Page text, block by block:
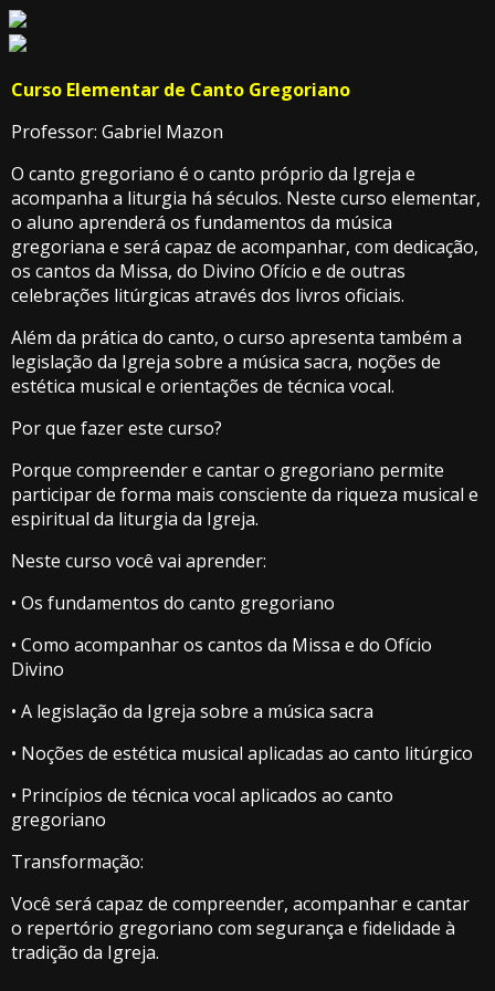
Curso Elementar de Canto Gregoriano
Professor: Gabriel Mazon
O canto gregoriano é o canto próprio da Igreja e
acompanha a liturgia há séculos. Neste curso elementar,
o aluno aprenderá os fundamentos da música
gregoriana e será capaz de acompanhar, com dedicação,
os cantos da Missa, do Divino Ofício e de outras
celebrações litúrgicas através dos livros oficiais.
Além da prática do canto, o curso apresenta também a
legislação da Igreja sobre a música sacra, noções de
estética musical e orientações de técnica vocal.
Por que fazer este curso?
Porque compreender e cantar o gregoriano permite
participar de forma mais consciente da riqueza musical e
espiritual da liturgia da Igreja.
Neste curso você vai aprender:
• Os fundamentos do canto gregoriano
• Como acompanhar os cantos da Missa e do Ofício
Divino
• A legislação da Igreja sobre a música sacra
• Noções de estética musical aplicadas ao canto litúrgico
• Princípios de técnica vocal aplicados ao canto
gregoriano
Transformação:
Você será capaz de compreender, acompanhar e cantar
o repertório gregoriano com segurança e fidelidade à
tradição da Igreja.